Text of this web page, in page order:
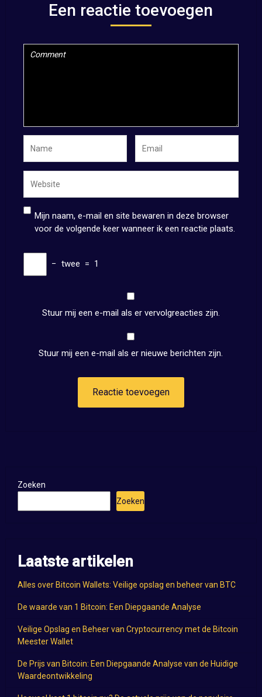
Een reactie toevoegen
Mijn naam, e-mail en site bewaren in deze browser
voor de volgende keer wanneer ik een reactie plaats.
− twee = 1
Stuur mij een e-mail als er vervolgreacties zijn.
Stuur mij een e-mail als er nieuwe berichten zijn.
Zoeken
Zoeken
Laatste artikelen
Alles over Bitcoin Wallets: Veilige opslag en beheer van BTC
De waarde van 1 Bitcoin: Een Diepgaande Analyse
Veilige Opslag en Beheer van Cryptocurrency met de Bitcoin
Meester Wallet
De Prijs van Bitcoin: Een Diepgaande Analyse van de Huidige
Waardeontwikkeling